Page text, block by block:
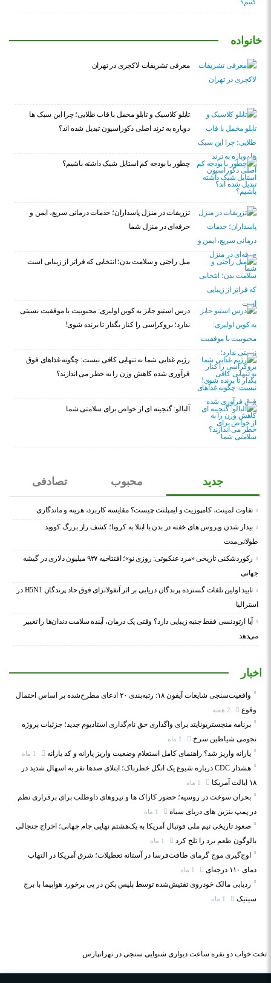
خانواده
معرفی تشریفات لاکچری در تهران
تابلو کلاسیک و تابلو مخمل با قاب طلایی؛ چرا این سبک ها
دوباره به ترند اصلی دکوراسیون تبدیل شده اند؟
چطور با بودجه کم استایل شیک داشته باشیم؟
تزریقات در منزل پاسداران؛ خدمات درمانی سریع، ایمن و
حرفه‌ای در منزل شما
مبل راحتی و سلامت بدن؛ انتخابی که فراتر از زیبایی است
درس استیو جابز به کوین اولیری: محبوبیت با موفقیت نسبتی
ندارد؛ بروکراسی را کنار بگذار تا برنده شوی!
رژیم غذایی شما به تنهایی کافی نیست: چگونه غذاهای فوق
فرآوری شده کاهش وزن را به خطر می اندازند؟
آلبالو: گنجینه ای از خواص برای سلامتی شما
جدید محبوب تصادفی
تفاوت لمینت، کامپوزیت و ایمپلنت چیست؟ مقایسه کاربرد، هزینه و ماندگاری
بیدار شدن ویروس‌ های خفته در بدن با ابتلا به کرونا؛ کشف راز بزرگ کووید
طولانی‌مدت
رکوردشکنی تاریخی «مرد عنکبوتی: روزی نو»؛ افتتاحیه ۹۲۷ میلیون دلاری در گیشه
جهانی
تایید اولین تلفات گسترده پرندگان دریایی بر اثر آنفولانزای فوق حاد پرندگان H5N1 در
استرالیا
آیا ارتودنسی فقط جنبه زیبایی دارد؟ وقتی یک درمان، آینده سلامت دندان‌ها را تغییر
می‌دهد
اخبار
واقعیت‌سنجی شایعات آیفون ۱۸: رتبه‌بندی ۲۰ ادعای مطرح‌شده بر اساس احتمال
وقوع
برنامه منچستریونایتد برای واگذاری حق نام‌گذاری استادیوم جدید؛ جزئیات پروژه
نجومی شیاطین سرخ
یارانه واریز شد؟ راهنمای کامل استعلام وضعیت واریز یارانه و کد یارانه
هشدار CDC درباره شیوع یک انگل خطرناک؛ ابتلای صدها نفر به اسهال شدید در
۱۸ ایالت آمریکا
بحران سوخت در روسیه؛ حضور کازاک‌ ها و نیروهای داوطلب برای برقراری نظم
در پمپ بنزین‌ های دریای سیاه
صعود تاریخی تیم ملی فوتبال آمریکا به یک‌هشتم نهایی جام جهانی؛ اخراج جنجالی
بالوگون طعم برد را تلخ کرد
اوج‌گیری موج گرمای طاقت‌فرسا در آستانه تعطیلات؛ شرق آمریکا در التهاب
دمای ۱۱۰ درجه‌ای
ردیابی مالک خودروی تفتیش‌شده توسط پلیس پکن در پی برخورد هواپیما با برج
سیتیک
تخت خواب دو نفره ساعت دیواری شنوایی سنجی در تهرانپارس